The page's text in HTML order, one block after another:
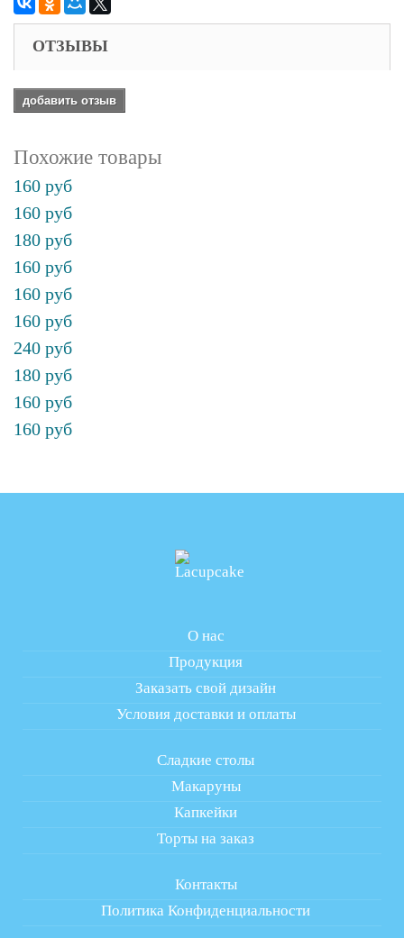
ОТЗЫВЫ
добавить отзыв
Похожие товары
160 руб
160 руб
180 руб
160 руб
160 руб
160 руб
240 руб
180 руб
160 руб
160 руб
О нас
Продукция
Заказать свой дизайн
Условия доставки и оплаты
Сладкие столы
Макаруны
Капкейки
Торты на заказ
Контакты
Политика Конфиденциальности